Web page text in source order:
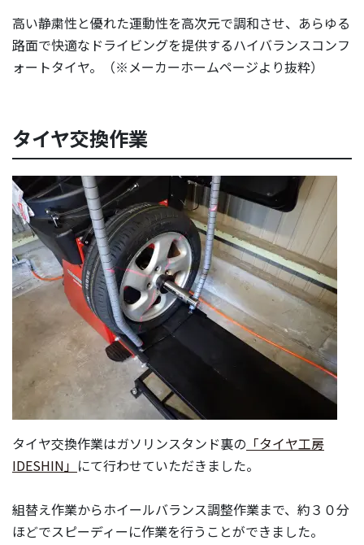
高い静粛性と優れた運動性を高次元で調和させ、あらゆる
路面で快適なドライビングを提供するハイバランスコンフ
ォートタイヤ。（※メーカーホームページより抜粋）
タイヤ交換作業
タイヤ交換作業はガソリンスタンド裏の 「タイヤ工房
IDESHIN」 にて行わせていただきました。
組替え作業からホイールバランス調整作業まで、約３０分
ほどでスピーディーに作業を行うことができました。